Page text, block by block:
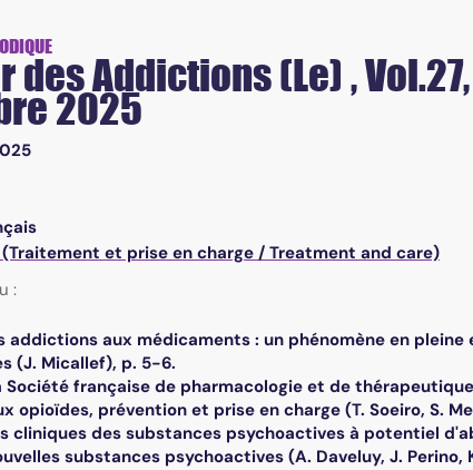
des Addictions (Le) ,
2025
(Traitement et prise en charge / Treatment and care)
:
addictions aux médicaments : un phénomène en
(J. Micallef), p. 5-6.
Société française de pharmacologie et de
opioïdes, prévention et prise en charge (T. Soeiro, S.
cliniques des substances psychoactives à potentiel
substances psychoactives (A. Daveluy, J.